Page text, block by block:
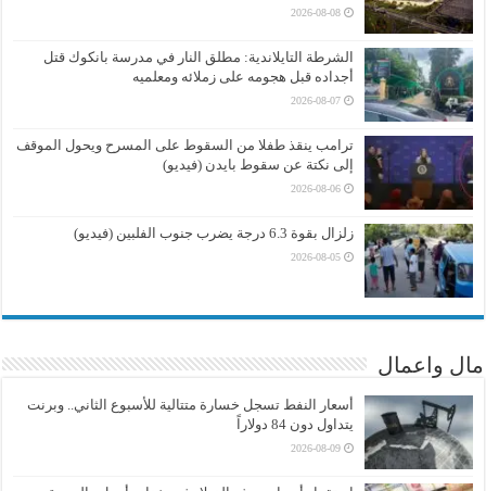
2026-08-08
الشرطة التايلاندية: مطلق النار في مدرسة بانكوك قتل
أجداده قبل هجومه على زملائه ومعلميه
2026-08-07
ترامب ينقذ طفلا من السقوط على المسرح ويحول الموقف
إلى نكتة عن سقوط بايدن (فيديو)
2026-08-06
زلزال بقوة 6.3 درجة يضرب جنوب الفلبين (فيديو)
2026-08-05
مال واعمال
أسعار النفط تسجل خسارة متتالية للأسبوع الثاني.. وبرنت
يتداول دون 84 دولاراً
2026-08-09